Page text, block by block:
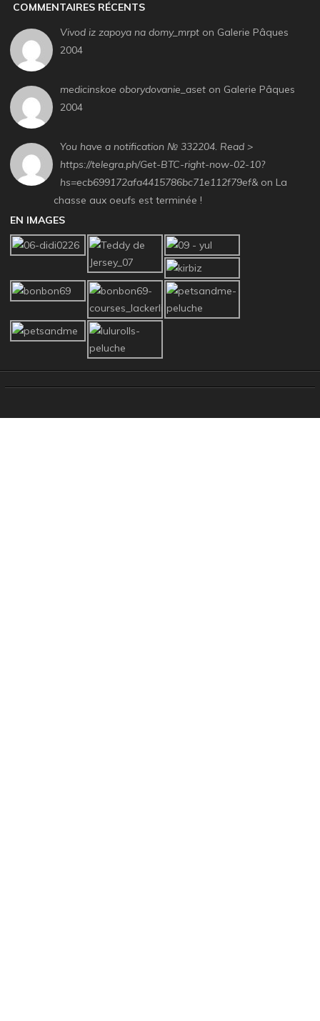
COMMENTAIRES RÉCENTS
Vivod iz zapoya na domy_mrpt on Galerie Pâques
2004
medicinskoe oborydovanie_aset on Galerie Pâques
2004
You have a notification № 332204. Read >
https://telegra.ph/Get-BTC-right-now-02-10?
hs=ecb699172afa4415786bc71e112f79ef&on La
chasse aux oeufs est terminée !
EN IMAGES